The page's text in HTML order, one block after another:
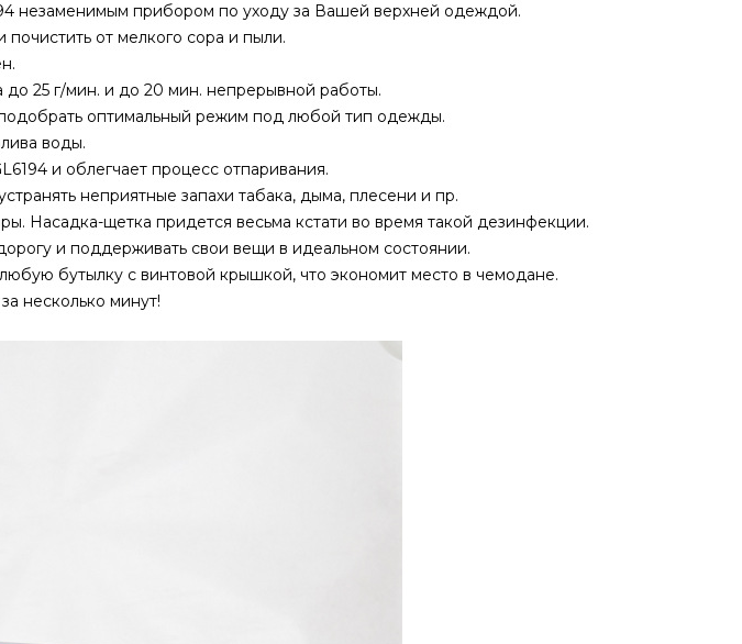
незаменимым прибором по уходу за Вашей верхней одеждой.
от мелкого сора и пыли.
25 г/мин. и до 20 мин. непрерывной работы.
оптимальный режим под любой тип одежды.
воды.
и облегчает процесс отпаривания.
неприятные запахи табака, дыма, плесени и пр.
Насадка-щетка придется весьма кстати во время такой дезинфекции.
и поддерживать свои вещи в идеальном состоянии.
бутылку с винтовой крышкой, что экономит место в чемодане.
несколько минут!